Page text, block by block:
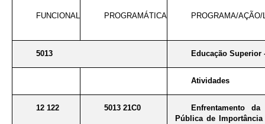
FUNCIONAL PROGRAMÁTICA PROGRAMA/
5013 Educação Superior
Atividades
12 122 5013 21C0
Enfrentamento
Pública de